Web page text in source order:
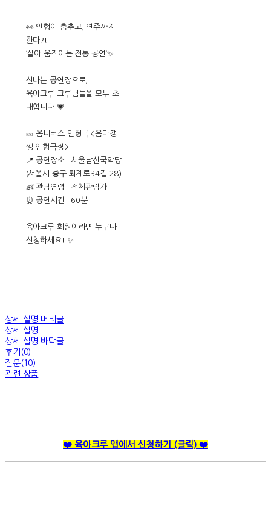
👀 인형이 춤추고, 연주까지
한다?!
‘살아 움직이는 전통 공연’✨
신나는 공연장으로,
육아크루 크루님들을 모두 초
대합니다 💗
🎫 옴니버스 인형극 <음마갱
깽 인형극장>
📍 공연장소 : 서울남산국악당
(서울시 중구 퇴계로34길 28)
👶 관람연령 : 전체관람가
⏰ 공연시간 : 60분
육아크루 회원이라면 누구나
신청하세요! ✨
상세 설명 머리글
상세 설명
상세 설명 바닥글
후기(0)
질문(10)
관련 상품
❤️ 육아크루 앱에서 신청하기 (클릭) ❤️